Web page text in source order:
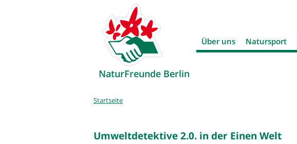
NaturFreunde Berlin
Über uns Natursport
Sie
Startseite
Umweltdetektive 2.0. in der Einen Welt